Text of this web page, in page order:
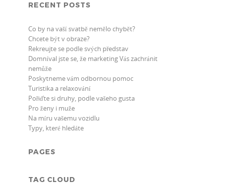
RECENT POSTS
Co by na vaší svatbě nemělo chybět?
Chcete být v obraze?
Rekreujte se podle svých představ
Domníval jste se, že marketing Vás zachránit
nemůže
Poskytneme vám odbornou pomoc
Turistika a relaxování
Pořiďte si druhy, podle vašeho gusta
Pro ženy i muže
Na míru vašemu vozidlu
Typy, které hledáte
PAGES
TAG CLOUD